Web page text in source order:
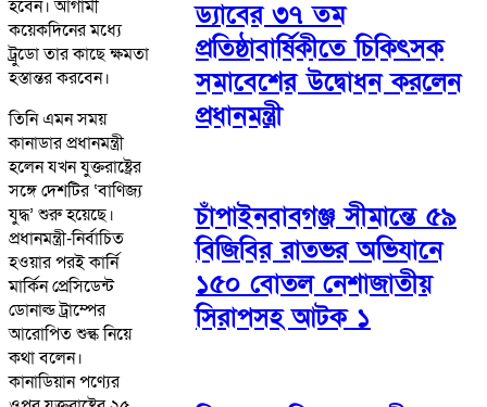
হবেন। আগামী
কয়েকদিনের মধ্যে
ট্রুডো তার কাছে ক্ষমতা
হস্তান্তর করবেন।
তিনি এমন সময়
কানাডার প্রধানমন্ত্রী
হলেন যখন যুক্তরাষ্ট্রের
সঙ্গে দেশটির ‘বাণিজ্য
যুদ্ধ’ শুরু হয়েছে।
প্রধানমন্ত্রী-নির্বাচিত
হওয়ার পরই কার্নি
মার্কিন প্রেসিডেন্ট
ডোনাল্ড ট্রাম্পের
আরোপিত শুল্ক নিয়ে
কথা বলেন।
কানাডিয়ান পণ্যের
ড্যাবের ৩৭ তম
প্রতিষ্ঠাবার্ষিকীতে চিকিৎসক
সমাবেশের উদ্বোধন করলেন
প্রধানমন্ত্রী
চাঁপাইনবাবগঞ্জ সীমান্তে ৫৯
বিজিবির রাতভর অভিযানে
১৫০ বোতল নেশাজাতীয়
সিরাপসহ আটক ১